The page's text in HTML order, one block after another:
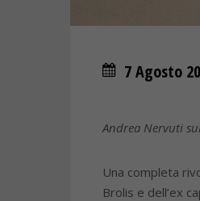
7 Agosto
Andrea Nervuti
Una completa
Brolis e dell’ex